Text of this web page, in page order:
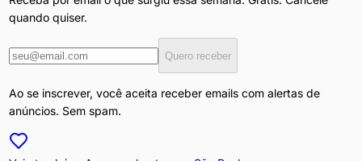
quando quiser.
Quero receber
Ao se inscrever, você aceita receber emails com alertas de
anúncios. Sem spam.